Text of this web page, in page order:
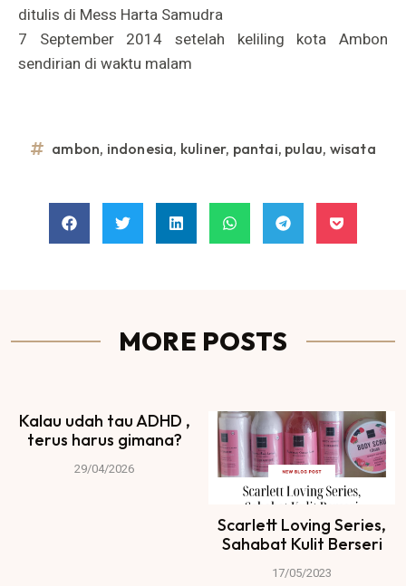
ditulis di Mess Harta Samudra
7 September 2014 setelah keliling kota Ambon
sendirian di waktu malam
ambon, indonesia, kuliner, pantai, pulau, wisata
MORE POSTS
Kalau udah tau ADHD ,
terus harus gimana?
29/04/2026
Scarlett Loving Series,
Sahabat Kulit Berseri
17/05/2023